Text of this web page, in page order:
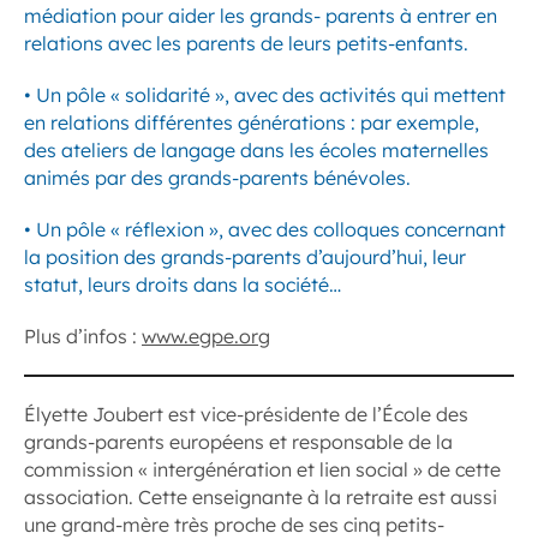
médiation pour aider les grands- parents à entrer en
relations avec les parents de leurs petits-enfants.
• Un pôle « solidarité », avec des activités qui mettent
en relations différentes générations : par exemple,
des ateliers de langage dans les écoles maternelles
animés par des grands-parents bénévoles.
• Un pôle « réflexion », avec des colloques concernant
la position des grands-parents d’aujourd’hui, leur
statut, leurs droits dans la société…
Plus d’infos : www.egpe.org
Élyette Joubert est vice-présidente de l’École des
grands-parents européens et responsable de la
commission « intergénération et lien social » de cette
association. Cette enseignante à la retraite est aussi
une grand-mère très proche de ses cinq petits-